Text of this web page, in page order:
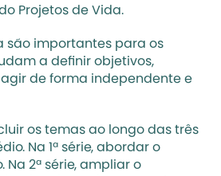
Projetos de Vida.
são importantes para os
a definir objetivos,
de forma independente e
os temas ao longo das três
Na 1ª série, abordar o
2ª série, ampliar o